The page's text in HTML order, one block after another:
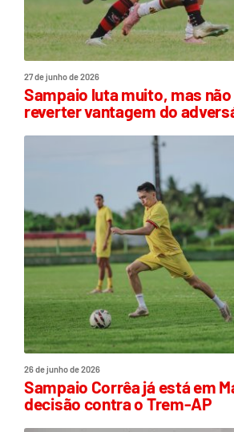
27 de junho de 2026
Sampaio luta muito, mas
reverter vantagem do
26 de junho de 2026
Sampaio Corrêa já está em
decisão contra o Trem-AP